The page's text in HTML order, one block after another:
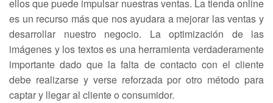
ellos que puede impulsar nuestras ventas. La tienda online
es un recurso más que nos ayudara a mejorar las ventas y
desarrollar nuestro negocio. La optimización de las
imágenes y los textos es una herramienta verdaderamente
importante dado que la falta de contacto con el cliente
debe realizarse y verse reforzada por otro método para
captar y llegar al cliente o consumidor.